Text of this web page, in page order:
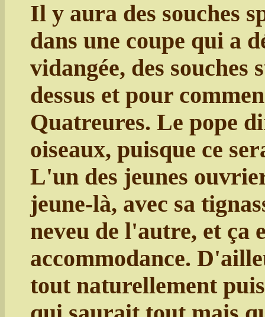
Il y aura des souches
dans une coupe qui a
vidangée, des souches
dessus et pour
Quatreures. Le pope
oiseaux, puisque ce
L'un des jeunes
jeune-là, avec sa
neveu de l'autre, et ça
accommodance.
tout naturellement